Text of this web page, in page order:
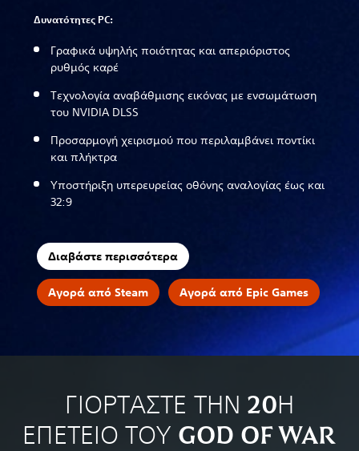
Δυνατότητες PC:
Γραφικά υψηλής ποιότητας και απεριόριστος
ρυθμός καρέ
Τεχνολογία αναβάθμισης εικόνας με ενσωμάτωση
του NVIDIA DLSS
Προσαρμογή χειρισμού που περιλαμβάνει ποντίκι
και πλήκτρα
Υποστήριξη υπερευρείας οθόνης αναλογίας έως και
32:9
Διαβάστε περισσότερα
Αγορά από Steam Αγορά από Epic Games
ΓΙΟΡΤΑΣΤΕ ΤΗΝ 20Η
ΕΠΕΤΕΙΟ ΤΟΥ GOD OF WAR